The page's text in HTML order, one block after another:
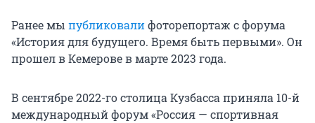
Ранее мы публиковалифоторепортаж с форума
«История для будущего. Время быть первыми». Он
прошел в Кемерове в марте 2023 года.
В сентябре 2022-го столица Кузбасса приняла 10-й
международный форум «Россия — спортивная